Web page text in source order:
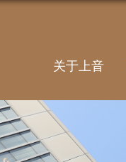
关于上音